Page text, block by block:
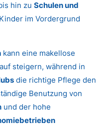
hin zuSchulen und
im Vordergrund
kann eine makellose
steigern, während in
die richtige Pflege den
Benutzung von
und der hohe